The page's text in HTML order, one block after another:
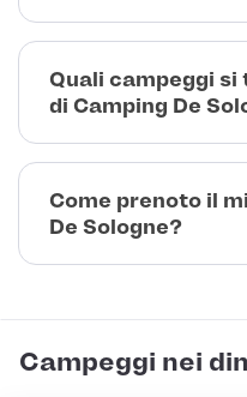
Quali campeggi
di Camping De
Come prenoto il
De Sologne?
Campeggi nei